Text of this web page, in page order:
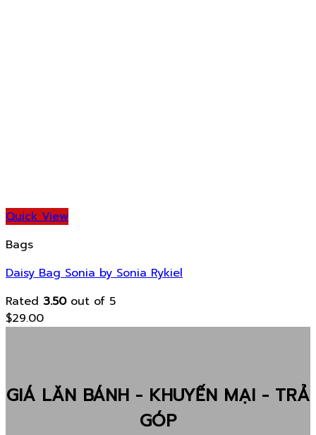
Quick View
Bags
Daisy Bag Sonia by Sonia Rykiel
Rated 3.50out of 5
$29.00
GIÁ LĂN BÁNH - KHUYẾN MẠI - TRẢ
GÓP